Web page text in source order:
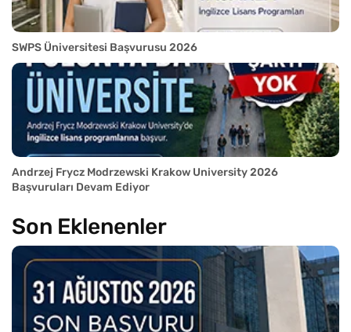
SWPS Üniversitesi Başvurusu 2026
Andrzej Frycz Modrzewski Krakow University 2026
Başvuruları Devam Ediyor
Son Eklenenler